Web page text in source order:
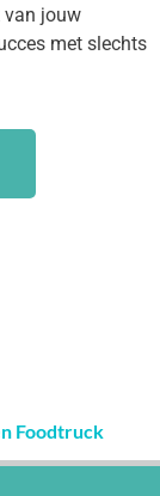
van jouw
met slechts
Foodtruck